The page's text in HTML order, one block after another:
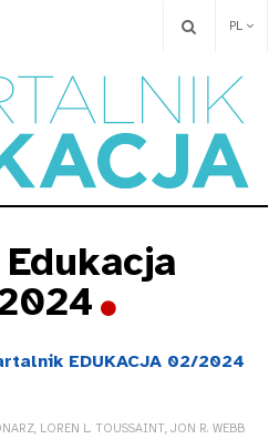
PL
EDUKACJA 02/2024
LOREN L. TOUSSAINT, JON R. WEBB